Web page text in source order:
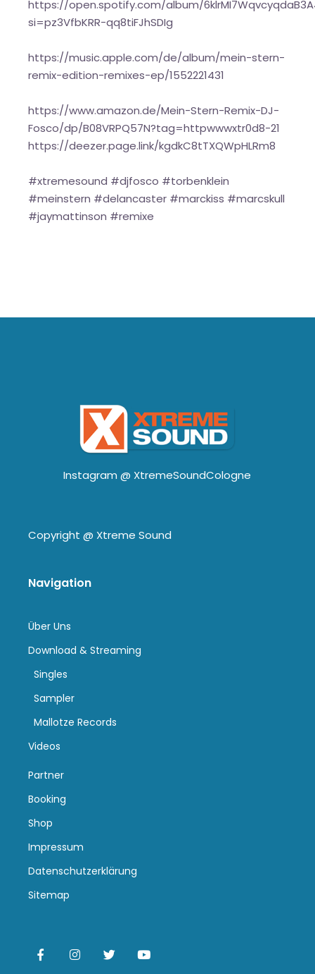
https://open.spotify.com/album/
si=pz3VfbKRR-qq8tiFJhSDIg
https://music.apple.com/de/album/mein-stern-
remix-edition-remixes-ep/1552221431
https://www.amazon.de/Mein-Stern-Remix-DJ-
Fosco/dp/B08VRPQ57N?tag=httpwwwxtr0d8-21
https://deezer.page.link/kgdkC8tTXQWpHLRm8
#xtremesound #djfosco #torbenklein
#meinstern #delancaster #marckiss #marcskull
#jaymattinson #remixe
Instagram @ XtremeSoundCologne
Copyright @ Xtreme Sound
Navigation
Über Uns
Download & Streaming
Singles
Sampler
Mallotze Records
Videos
Partner
Booking
Shop
Impressum
Datenschutzerklärung
Sitemap